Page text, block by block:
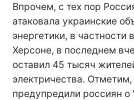
Впрочем, с тех пор
атаковала украинские
энергетики, в частности
Херсоне, в последнем
оставил 45 тысяч
электричества.
предупредили россиян